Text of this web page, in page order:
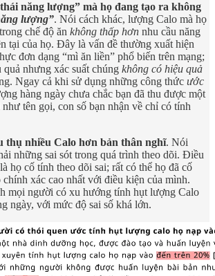
năng lượng” mà họ đang tạo ra không
lượng”. Nói cách khác, lượng Calo mà họ
chế độ ăn không thấp hơn nhu cầu năng
tại của họ. Đây là vấn đề thường xuất hiện
đơn dạng “mì ăn liền” phổ biến trên mạng;
nhưng xác suất chúng không có hiệu quả
Ngay cả khi sử dụng những công thức ước
hàng ngày chưa chắc bạn đã thu được một
tên gọi, con số bạn nhận về chỉ có tính
thụ nhiều Calo hơn bản thân nghĩ. Nói
những sai sót trong quá trình theo dõi. Điều
họ cố tính theo dõi sai; rất có thể họ đã cố
xác cao nhất với điều kiện của mình.
mọi người có xu hướng tính hụt lượng Calo
ngày, với mức độ sai số khá lớn.